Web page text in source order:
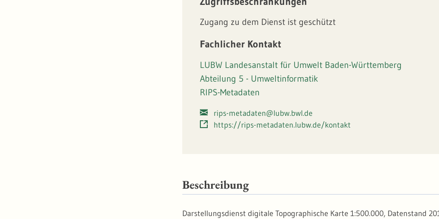
Zugang zu dem Dienst ist geschützt
Fachlicher Kontakt
LUBW Landesanstalt für Umwelt Baden-Württemberg
Abteilung 5 - Umweltinformatik
RIPS-Metadaten
rips-metadaten@lubw.bwl.de
https://rips-metadaten.lubw.de/kontakt
Beschreibung
Darstellungsdienst digitale Topographische Karte 1:500.000, Datenstand